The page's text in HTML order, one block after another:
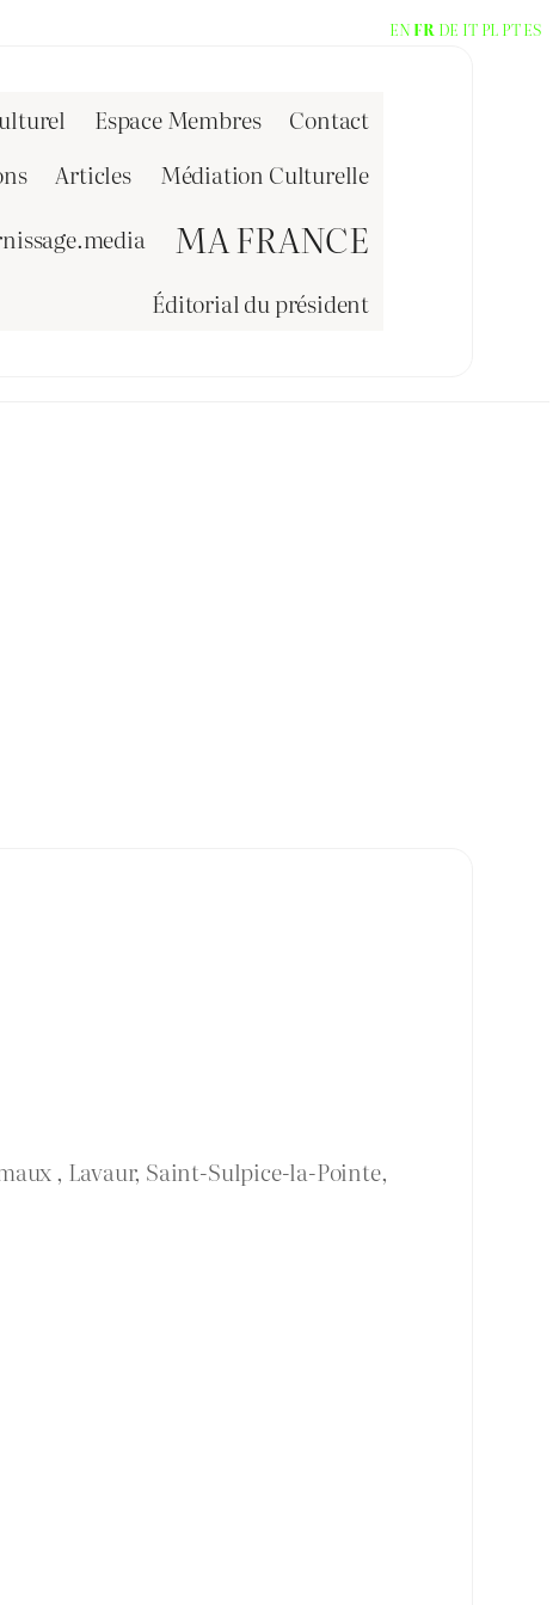
Espace Membres
Contact
Articles
Médiation Culturelle
MA FRANCE
Éditorial du président
, Lavaur, Saint-Sulpice-la-Pointe,
EN FR DE IT PL PTES